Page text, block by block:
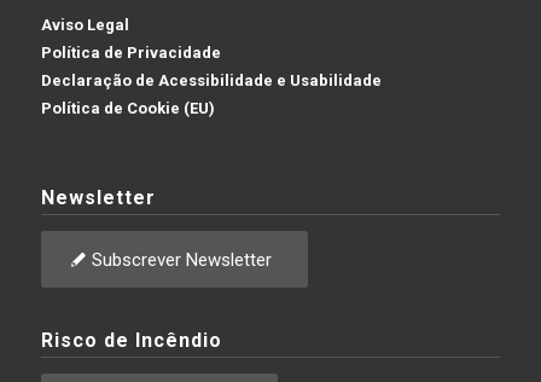
Aviso Legal
Política de Privacidade
Declaração de Acessibilidade e Usabilidade
Política de Cookie (EU)
Newsletter
Subscrever Newsletter
Risco de Incêndio